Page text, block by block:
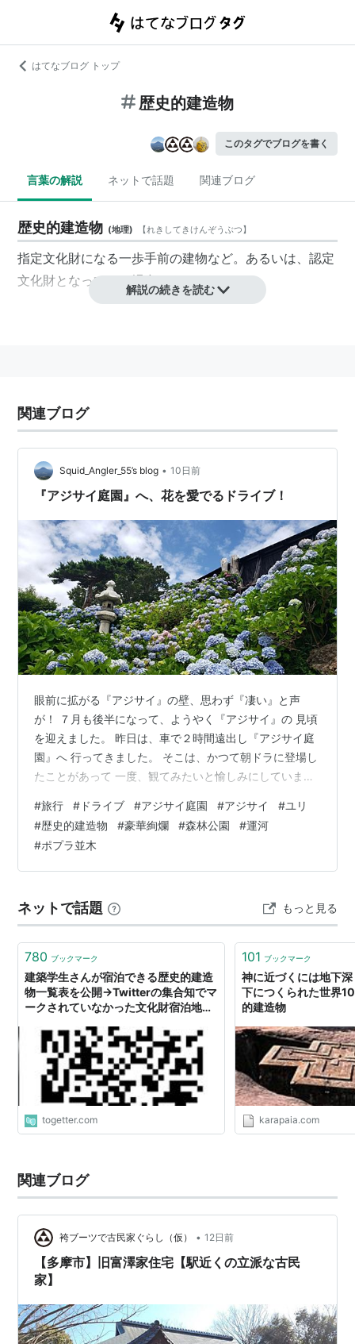
はてなブログ トップ
歴史的建造物
このタグでブログを書く
言葉の解説 ネットで話題 関連ブログ
歴史的建造物 (地理) 【れきしてきけんぞうぶつ】
指定文化財になる一歩手前の建物など。あるいは、認定
文化財となっている場合もある。
解説の続きを読む
関連ブログ
Squid_Angler_55’s blog • 10日前
『アジサイ庭園』へ、花を愛でるドライブ！
眼前に拡がる『アジサイ』の壁、思わず『凄い』と声
が！ ７月も後半になって、ようやく『アジサイ』の 見頃
を迎えました。 昨日は、車で２時間遠出し『アジサイ庭
園』へ 行ってきました。 そこは、かつて朝ドラに登場し
たことがあって 一度、観てみたいと愉しみにしていまし
たりな『歴史的建造物』でした。その前庭には、色とり
どりの『アジサイ』や、 『ユリ』が咲いていました。前
庭から木戸を抜けて、庭園に入っていくと、 たくさんの
アジサイが、外壁に向かって、せり 上がるように、咲き
した…😱 階段を数段上がった…
#旅行 # ドライブ #アジサイ庭園 #アジサイ #ユリ
#歴史的建造物 #豪華絢爛 #森林公園 #運河
#ポプラ並木
ネットで話題 もっと見る
780 ブックマーク
建築学生さんが宿泊できる歴史的建造
物一覧表を公開→Twitterの集合知でマ
ークされていなかった文化財宿泊地が
togetter.com
101 ブックマーク
神に近づくには地下
下につくられた世界
的建造物
karapaia.com
関連ブログ
袴ブーツで古民家ぐらし（仮） • 12日前
【多摩市】旧富澤家住宅【駅近くの立派な古民
家】